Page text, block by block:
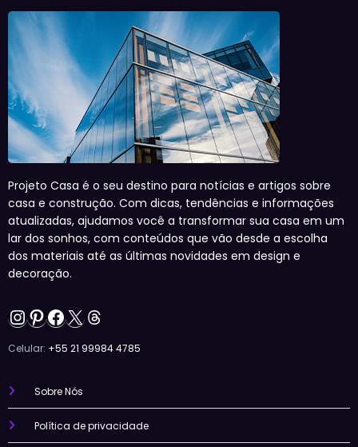
Projeto Casa é o seu destino para notícias e artigos sobre
casa e construção. Com dicas, tendências e informações
atualizadas, ajudamos você a transformar sua casa em um
lar dos sonhos, com conteúdos que vão desde a escolha
dos materiais até as últimas novidades em design e
decoração.
Instagram
Pinterest
Facebook
X Threads
Celular: +55 21 99984 4785
Sobre Nós
Política de privacidade